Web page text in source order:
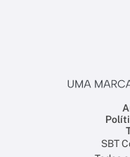
SBT